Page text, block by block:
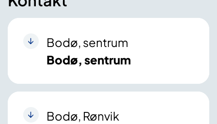
Bodø, sentrum
Bodø, sentrum
Bodø, Rønvik